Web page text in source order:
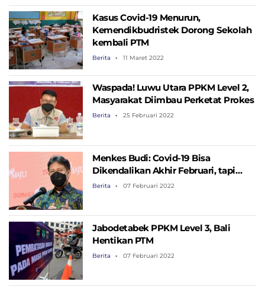
Kasus Covid-19 Menurun,
Kemendikbudristek Dorong Sekolah
kembali PTM
Berita 11 Maret 2022
Waspada! Luwu Utara PPKM Level 2,
Masyarakat Diimbau Perketat Prokes
Berita 25 Februari 2022
Menkes Budi: Covid-19 Bisa
Dikendalikan Akhir Februari, tapi…
Berita 07 Februari 2022
Jabodetabek PPKM Level 3, Bali
Hentikan PTM
Berita 07 Februari 2022